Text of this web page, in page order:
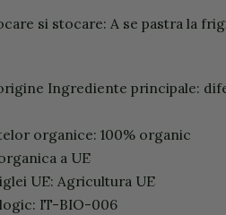
si stocare: A se pastra la
Ingrediente principale:
organice: 100% organic
a UE
UE: Agricultura UE
IT-BIO-006